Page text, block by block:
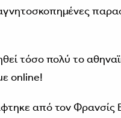
τόσο πολύ το
online!
από τον